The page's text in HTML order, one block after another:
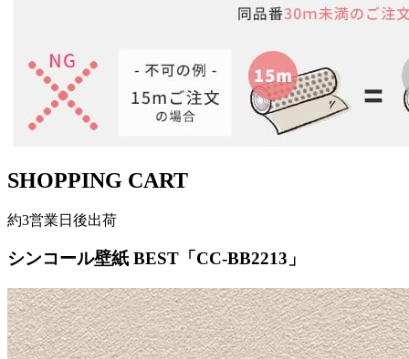
SHOPPING CART
約3営業日後出荷
シンコール壁紙 BEST「CC-BB2213」